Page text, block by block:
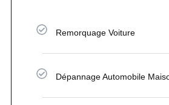
Remorquage Voiture
Dépannage Automobile